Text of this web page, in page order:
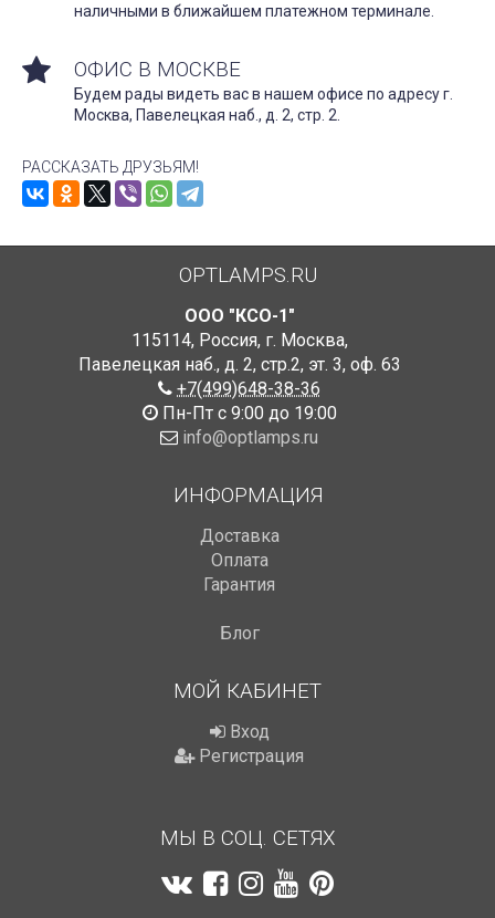
наличными в ближайшем платежном терминале.
ОФИС В МОСКВЕ
Будем рады видеть вас в нашем офисе по адресу г.
Москва, Павелецкая наб., д. 2, стр. 2.
РАССКАЗАТЬ ДРУЗЬЯМ!
OPTLAMPS.RU
ООО "КСО-1"
115114, Россия, г. Москва,
Павелецкая наб., д. 2, стр.2, эт. 3, оф. 63
+7(499)648-38-36
Пн-Пт с 9:00 до 19:00
info@optlamps.ru
ИНФОРМАЦИЯ
Доставка
Оплата
Гарантия
Блог
МОЙ КАБИНЕТ
Вход
Регистрация
МЫ В СОЦ. СЕТЯХ